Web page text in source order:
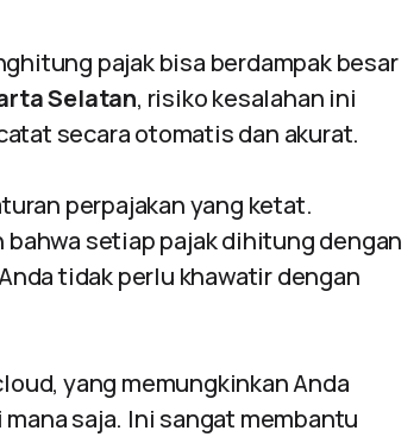
pajak bisa berdampak besar
Selatan, risiko kesalahan ini
secara otomatis dan akurat.
perpajakan yang ketat.
setiap pajak dihitung dengan
tidak perlu khawatir dengan
yang memungkinkan Anda
saja. Ini sangat membantu